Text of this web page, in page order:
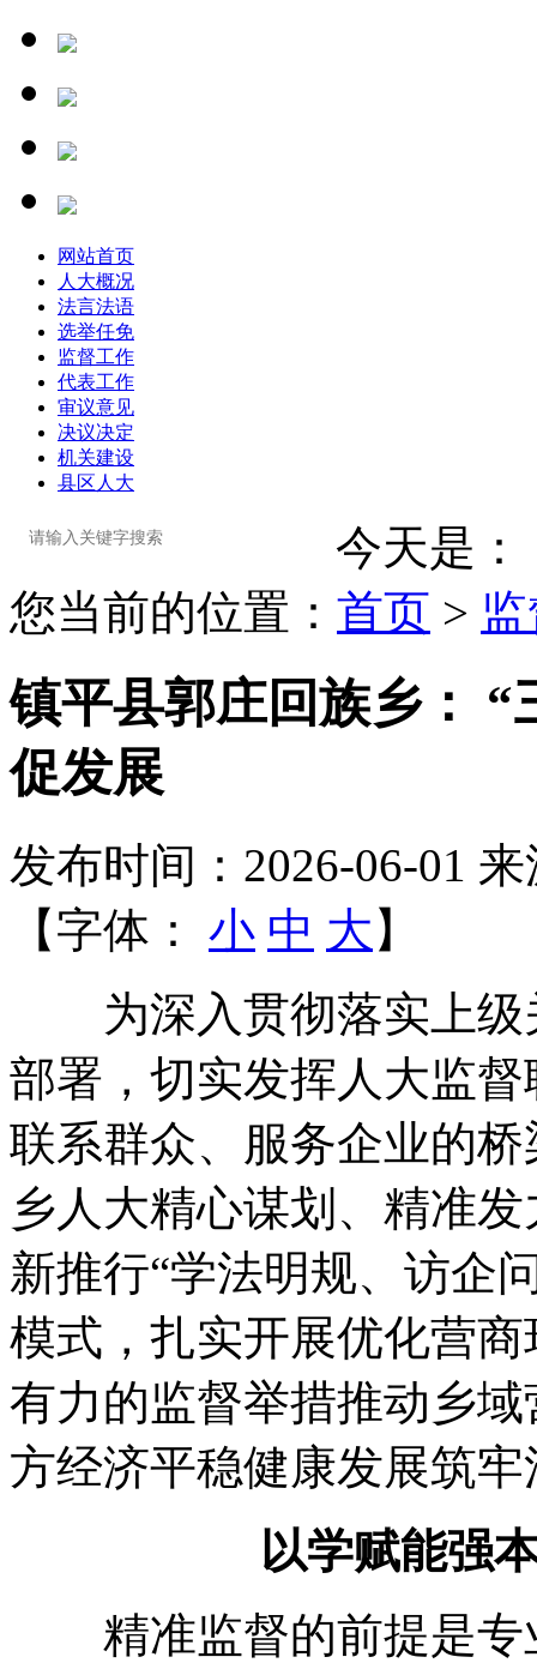
网站首页
人大概况
法言法语
选举任免
监督工作
代表工作
审议意见
决议决定
机关建设
县区人大
今天是：
您当前的位置： 首页 >
镇平县郭庄回族乡： “
促发展
发布时间：2026-06-01 来
【字体： 小 中 大 】
为深入贯彻落实上级
部署，切实发挥人大监
联系群众、服务企业的
乡人大精心谋划、精准
新推行“学法明规、访企
模式，扎实开展优化营
有力的监督举措推动乡
方经济平稳健康发展筑
以学赋能强
精准监督的前提是专